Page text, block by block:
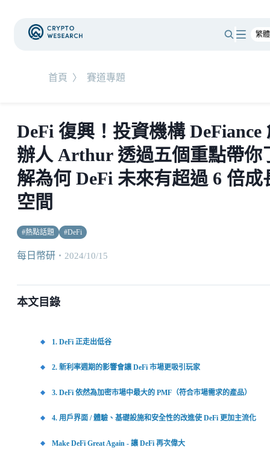
首頁 〉 賽道專題
DeFi 復興！投資機構 DeFiance
辦人 Arthur 透過五個重點帶你
解為何 DeFi 未來有超過 6 倍成
空間
#熱點話題 #DeFi
每日幣研 ・ 2024/10/15
本文目錄
1. DeFi 正走出低谷
2. 新利率週期的影響會讓 DeFi 市場更吸引玩家
3. DeFi 依然為加密市場中最大的 PMF（符合市場需求的產品）
4. 用戶界面 / 體驗、基礎設施和安全性的改進使 DeFi 更加主流化
Make DeFi Great Again - 讓 DeFi 再次偉大